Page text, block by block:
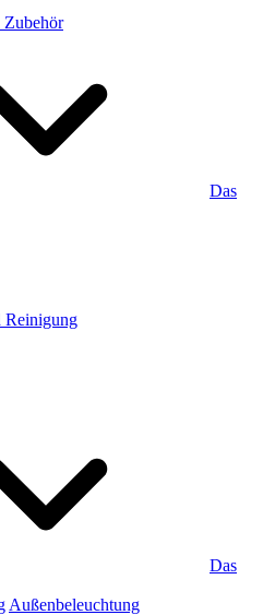
Zubehör
Das
Reinigung
Das
Außenbeleuchtung